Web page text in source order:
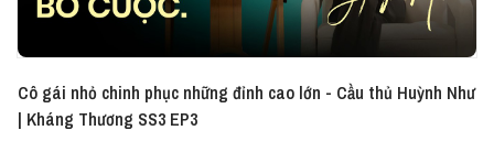
Cô gái nhỏ chinh phục những đỉnh cao lớn - Cầu thủ Huỳnh Như
| Kháng Thương SS3 EP3